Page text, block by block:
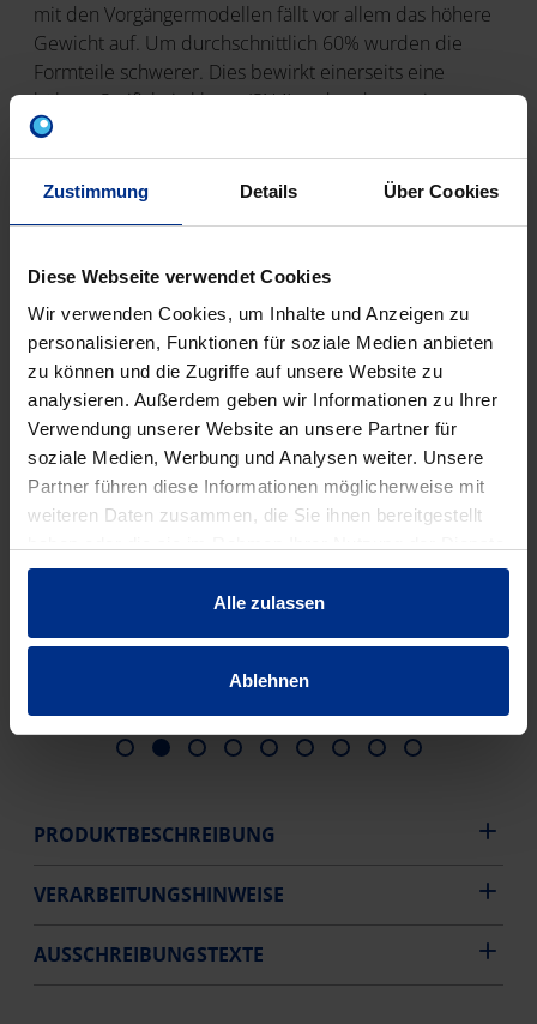
Zustimmung Details Über Cookies
Diese Webseite verwendet Cookies
Wir verwenden Cookies, um Inhalte und Anzeigen zu
personalisieren, Funktionen für soziale Medien anbieten
zu können und die Zugriffe auf unsere Website zu
analysieren. Außerdem geben wir Informationen zu Ihrer
Verwendung unserer Website an unsere Partner für
soziale Medien, Werbung und Analysen weiter. Unsere
Partner führen diese Informationen möglicherweise mit
weiteren Daten zusammen, die Sie ihnen bereitgestellt
gesammelt haben.
Alle zulassen
Ablehnen
mit den Vorgängermodellen fällt vor allem das höhere
Gewicht auf. Um durchschnittlich 60% wurden die
Formteile schwerer. Dies bewirkt einerseits eine
höhere Steifigkeitsklasse (SN4) und andererseits
ausgezeichnete Schalldämmeigenschaften. Auf die
hervorragenden Schalldämmwerte spielt auch der
Slogan „Low noise – best choice“ an.
PRODUKTBESCHREIBUNG
VERARBEITUNGSHINWEISE
AUSSCHREIBUNGSTEXTE